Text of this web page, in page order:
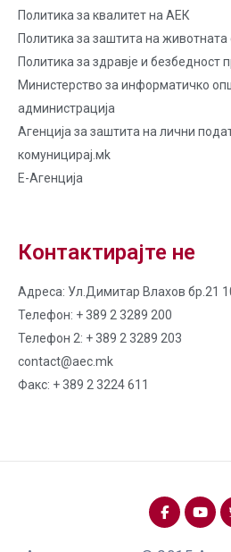
Политика за квалитет на AЕК
Политика за заштита на животната
Политика за здравје и безбедност
Министерство за информатичко
администрација
Агенција за заштита на лични
комуницирај.мk
Е-Агенција
Контактирајте не
Адреса: Ул.Димитар Влахов бр.21
Телефон: + 389 2 3289 200
Телефон 2: + 389 2 3289 203
contact@aec.mk
Факс: + 389 2 3224 611